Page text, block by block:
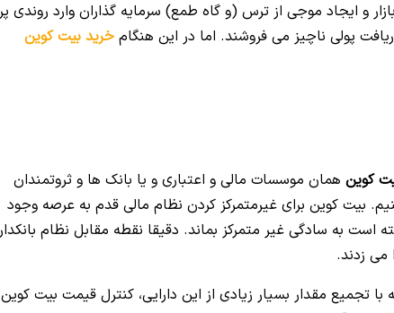
و ایجاد موجی از ترس (و گاه طمع) سرمایه گذاران وارد روندی پر
پولی ناچیز می فروشند. اما در این هنگام خرید بیت کوین
کوین همان موسسات مالی و اعتباری و یا بانک ها و ثروتمندان
بیت کوین برای غیرمتمرکز کردن نظام مالی قدم به عرصه وجود
است به سادگی غیر متمرکز بماند. دقیقا نقطه مقابل نظام
می زدند.
تجمیع مقدار بسیار زیادی از این دارایی، کنترل قیمت بیت کوین